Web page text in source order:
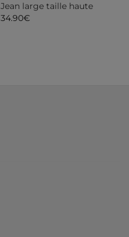
Jean large taille haute
34.90€